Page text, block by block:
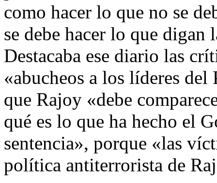
como hacer lo que no se
se debe hacer lo que
Destacaba ese diario las
«abucheos a los líderes
que Rajoy «debe
qué es lo que ha hecho el
sentencia», porque «las
política antiterrorista de